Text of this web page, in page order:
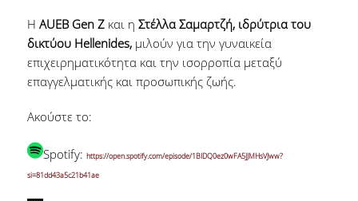
H AUEB Gen Zκαι η Στέλλα Σαμαρτζή, ιδρύτρια του
δικτύου Hellenides,μιλούν για την γυναικεία
επιχειρηματικότητα και την ισορροπία μεταξύ
επαγγελματικής και προσωπικής ζωής.
Ακούστε το:
Spotify: https://open.spotify.com/episode/1BIDQ0ez0wFA5JJMHsVJww?
si=81dd43a5c21b41ae